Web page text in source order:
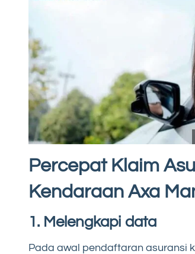
Percepat Klaim
Kendaraan Axa
1. Melengkapi data
Pada awal pendaftaran asuransi